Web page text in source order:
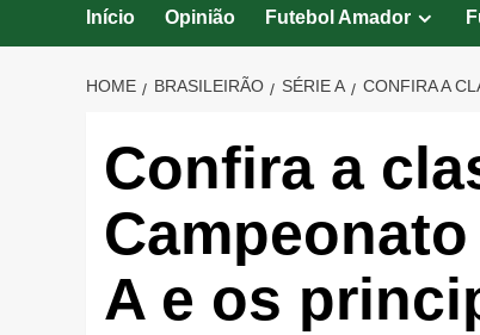
Início Opinião Futebol Amador
HOME BRASILEIRÃO SÉRIE A CONFIRA A
Confira a
A e os